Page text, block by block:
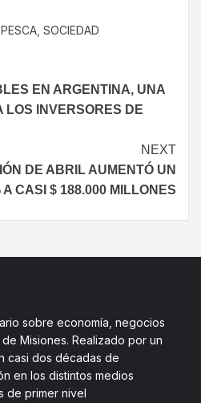
PESCA SOCIEDAD
EN ARGENTINA, UNA
LOS INVERSORES DE
NEXT
DE ABRIL AUMENTÓ UN
A CASI $ 188.000 MILLONES
sobre economía, negocios
Misiones. Realizado por un
casi dos décadas de
en los distintos medios
de primer nivel